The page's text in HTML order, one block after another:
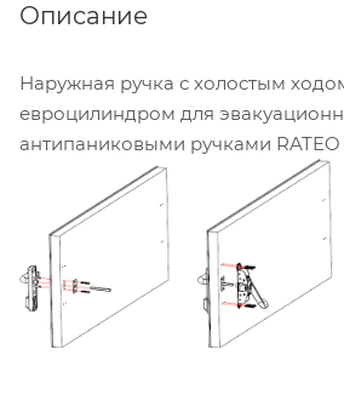
Описание
Наружная ручка с холостым
евроцилиндром для
антипаниковыми ручками RATEO
Используется совместно с